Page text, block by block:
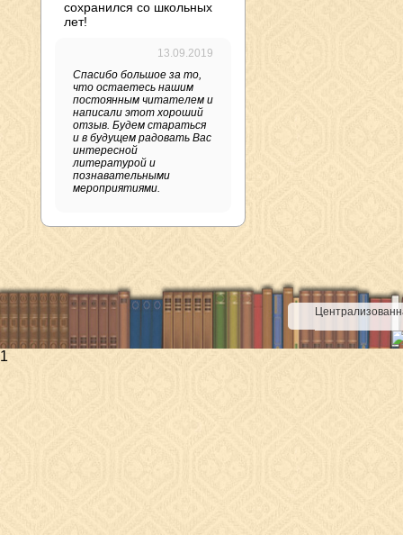
сохранился со школьных
лет!
13.09.2019
Спасибо большое за то,
что остаетесь нашим
постоянным читателем и
написали этот хороший
отзыв. Будем стараться
и в будущем радовать Вас
интересной
литературой и
познавательными
мероприятиями.
1